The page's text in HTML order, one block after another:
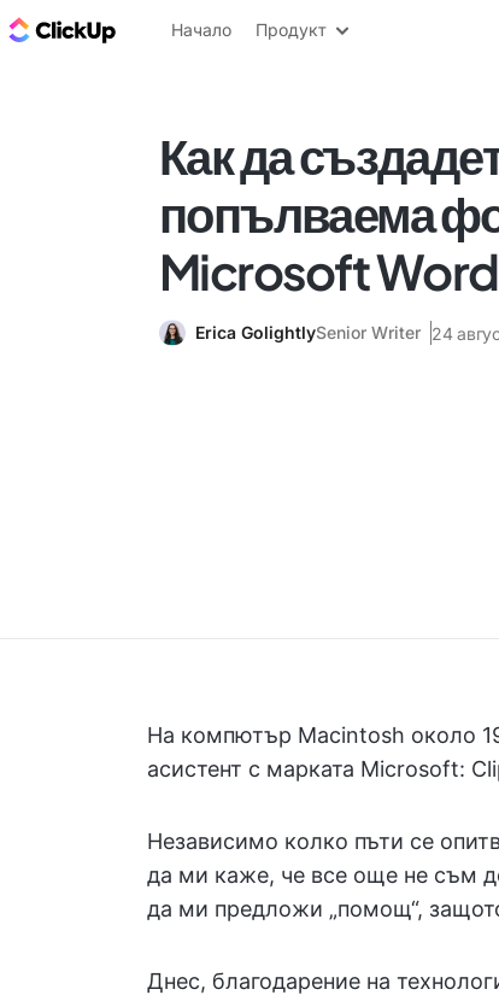
ClickUp блог
Начало Продукт
Как да
попълваема
Microsoft
Erica GolightlySenior Writer 24
На компютър Macintosh около
асистент с марката Microsoft:
Независимо колко пъти се
да ми каже, че все още не съм
да ми предложи „помощ“,
Днес, благодарение на